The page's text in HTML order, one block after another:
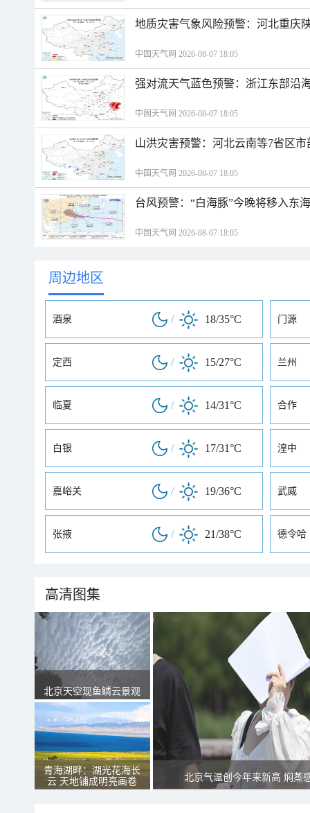
地质灾害气象风险预警：河北重庆
中国天气网 2026-08-07 18:05
强对流天气蓝色预警：浙江东部沿
中国天气网 2026-08-07 18:05
山洪灾害预警：河北云南等7省区
中国天气网 2026-08-07 18:05
台风预警：“白海豚”今晚将移入东
中国天气网 2026-08-07 18:05
周边地区
酒泉 / 18/35°C 门源
定西 / 15/27°C 兰州
临夏 / 14/31°C 合作
白银 / 17/31°C 湟中
嘉峪关 / 19/36°C 武威
张掖 / 21/38°C 德令哈
高清图集
北京天空现鱼鳞云景观
青海湖畔：湖光花海长
云 天地铺成明亮画卷
北京气温创今年来新高 焖蒸